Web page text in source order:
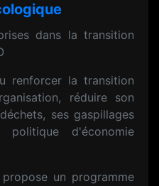
dans la transition
renforcer la transition
réduire son
ses gaspillages
d'économie
un programme